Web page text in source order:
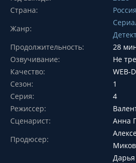
Страна:
Россия
Жанр:
Продолжительность:
28
Озвучивание:
Не
Качество:
WEB-
Сезон:
1
Серия:
4
Режиссер:
Сценарист:
Анна
Продюсер:
Дарья